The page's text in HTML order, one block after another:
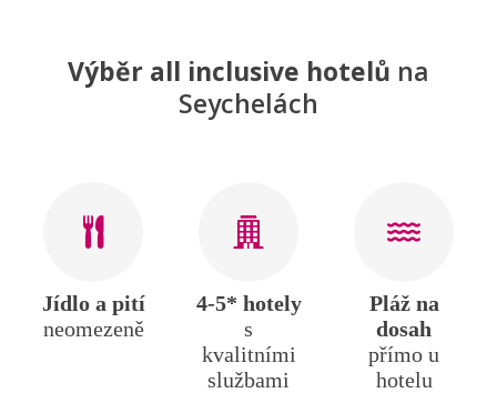
Výběr all inclusive hotelů na
Seychelách
Jídlo a pití
neomezeně
4-5* hotely
s
kvalitními
službami
Pláž na
dosah
přímo u
hotelu